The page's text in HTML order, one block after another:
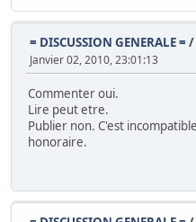
= DISCUSSION GENERALE = /
Janvier 02, 2010, 23:01:13
Commenter oui.
Lire peut etre.
Publier non. C'est
honoraire.